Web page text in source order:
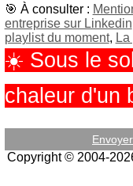
🎯 À consulter :
entreprise sur Linkedin
playlist du moment,
☀️ Sous le
chaleur
Copyright © 2004-